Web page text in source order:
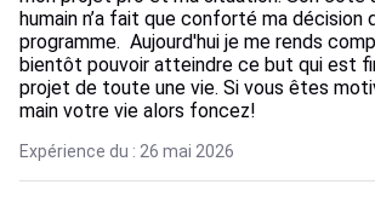
humain n’a fait que conforté ma décision
programme. Aujourd'hui je me rends
bientôt pouvoir atteindre ce but qui est
projet de toute une vie. Si vous êtes
main votre vie alors foncez!
Expérience du : 26 mai 2026